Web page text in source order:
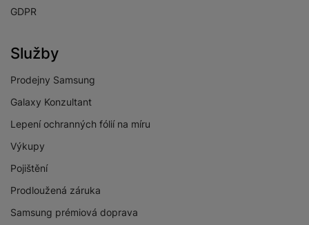
GDPR
Služby
Prodejny Samsung
Galaxy Konzultant
Lepení ochranných fólií na míru
Výkupy
Pojištění
Prodloužená záruka
Samsung prémiová doprava